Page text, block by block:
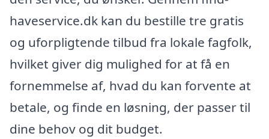
haveservice.dk kan du bestille tre gratis
og uforpligtende tilbud fra lokale fagfolk,
hvilket giver dig mulighed for at få en
fornemmelse af, hvad du kan forvente at
betale, og finde en løsning, der passer til
dine behov og dit budget.